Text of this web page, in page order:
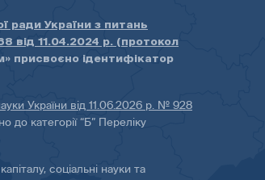
ради України з питань
від 11.04.2024 р. (протокол
присвоєно ідентифікатор
України від 11.06.2026 р. № 928
до категорії “Б” Переліку
соціальні науки та